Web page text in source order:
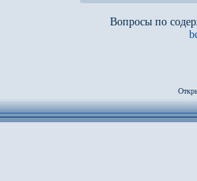
Вопросы по